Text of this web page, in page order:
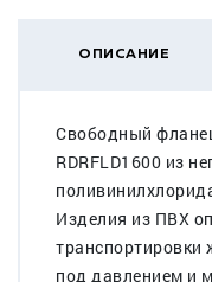
ОПИСАНИЕ
Свободный
RDRFLD1600 из
Изделия из ПВХ
транспортировки
под давлением и